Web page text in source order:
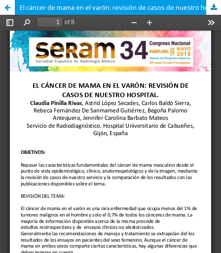
El cáncer de mama en el varón: revisión de casos de nuestro hospital.